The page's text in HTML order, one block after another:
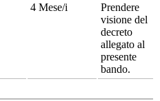
4 Mese/i
Prendere
visione del
decreto
allegato al
presente
bando.